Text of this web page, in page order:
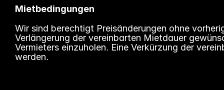
Mietbedingungen
Wir sind berechtigt Preisänderungen ohne
Verlängerung der vereinbarten Mietdauer
Vermieters einzuholen. Eine Verkürzung der
werden.